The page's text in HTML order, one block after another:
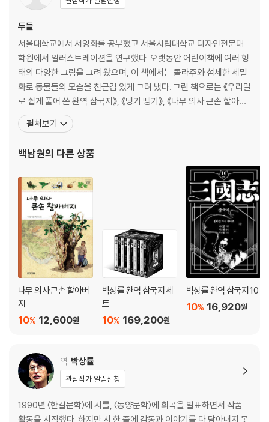
두들
서울대학교에서 서양화를 공부했고 서울시립대학교 디자인전문대
학원에서 일러스트레이션을 연구했다. 오랫동안 어린이책에 여러 형
태의 다양한 그림을 그려 왔으며, 이 책에서는 콜라주와 섬세한 세밀
화로 동물들의 모습을 친근감 있게 그려 냈다. 그린 책으로는 《우리말
로 쉽게 풀어 쓴 완역 삼국지》, 《댕기 땡기》, 《나무 의사 큰손 할아버
지》, 《가방 들어주는 아이》, 《역사가 흐르는 강, 한강》, <한국 생활사
박물관> 시리즈 등이 있다. - 서울대학교 미술대학 서양화과 졸업 -
화센터 데생 및 수채화 강사 - 한겨레
펼쳐보기
백남원의 다른 상품
나무 의사 큰손 할아버
지
12,600원
10%
박상률 완역 삼국지 세
트
169,200원
10%
박상률 완역 삼국지 10
16,920원
10%
역 박상률
관심작가 알림신청
1990년 〈한길문학〉에 시를, 〈동양문학〉에 희곡을 발표하면서 작품
활동을 시작했다. 하지만 시 한 줄에 감동과 이야기를 다 담아내지 못